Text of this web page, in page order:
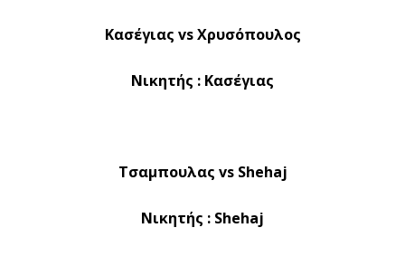
Κασέγιας vs Χρυσόπουλος
Νικητής : Κασέγιας
Τσαμπουλας vs Shehaj
Νικητής : Shehaj